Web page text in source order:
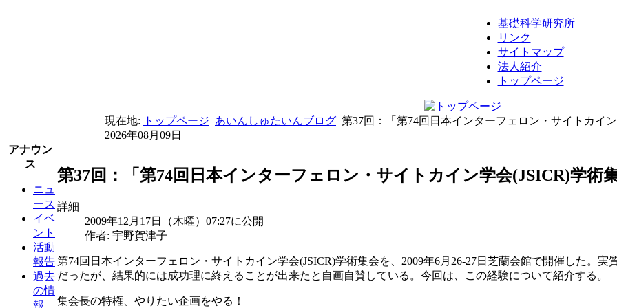
基礎科学研究所
リンク
サイトマップ
法人紹介
トップページ
現在地: トップページ あいんしゅたいんブログ 第37回：「第74回日本インターフェロン・サイトカイ
2026年08月09日
アナウン
ス
ニュ
ース
イベ
ント
活動
報告
過去
の情
報
第37回：「第74回日本インターフェロン・サイトカイン学会(JSICR)学術
詳細
2009年12月17日（木曜）07:27に公開
作者: 宇野賀津子
第74回日本インターフェロン・サイトカイン学会(JSICR)学術集会を、2009年6月26-27日芝蘭会館で開催した。
だったが、結果的には成功理に終えることが出来たと自画自賛している。今回は、この経験について紹介する。
集会長の特権、やりたい企画をやる！